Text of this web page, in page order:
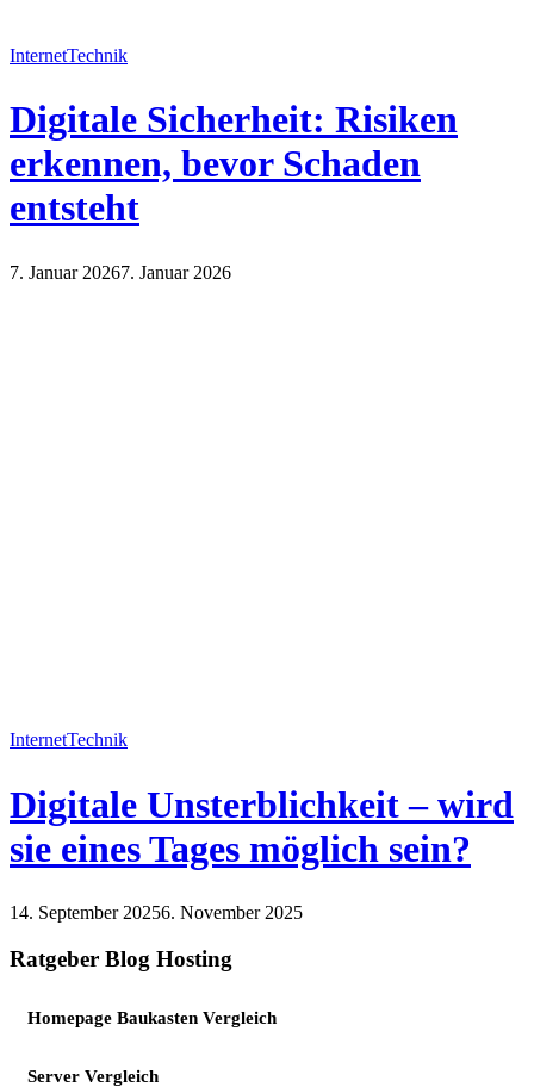
InternetTechnik
Digitale Sicherheit: Risiken
erkennen, bevor Schaden
entsteht
7. Januar 20267. Januar 2026
InternetTechnik
Digitale Unsterblichkeit – wird
sie eines Tages möglich sein?
14. September 20256. November 2025
Ratgeber Blog Hosting
Homepage Baukasten Vergleich
Server Vergleich